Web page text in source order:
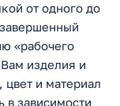
от одного до
«рабочего
изделия и
цвет и материал
в зависимости